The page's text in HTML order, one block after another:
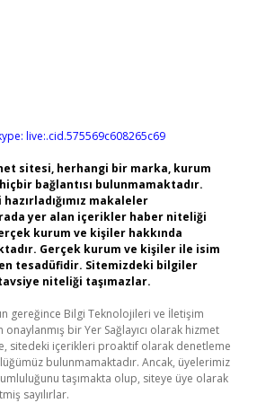
live:.cid.575569c608265c69
sitesi, herhangi bir marka, kurum
bağlantısı bulunmamaktadır.
makaleler
yer alan içerikler haber niteliği
kurum ve kişiler hakkında
Gerçek kurum ve kişiler ile isim
tesadüfidir. Sitemizdeki bilgiler
niteliği taşımazlar.
gereğince Bilgi Teknolojileri ve İletişim
onaylanmış bir Yer Sağlayıcı olarak hizmet
sitedeki içerikleri proaktif olarak denetleme
bulunmamaktadır. Ancak, üyelerimiz
taşımakta olup, siteye üye olarak
sayılırlar.